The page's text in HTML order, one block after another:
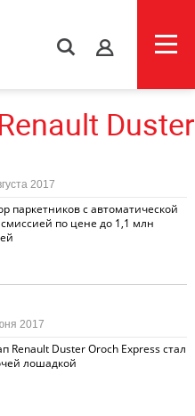
s
Duster
паркетников с автоматической
по цене до 1,1 млн
2017
Renault Duster Oroch Express стал
лошадкой
2017